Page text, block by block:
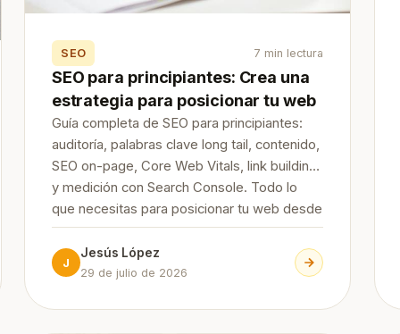
SEO 7 min lectura
SEO para principiantes: Crea una
estrategia para posicionar tu web
Guía completa de SEO para principiantes:
auditoría, palabras clave long tail, contenido,
SEO on-page, Core Web Vitals, link building
y medición con Search Console. Todo lo
que necesitas para posicionar tu web desde
cero, paso a paso.
J
Jesús López
29 de julio de 2026